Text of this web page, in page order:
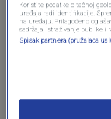
Koristite podatke o tačnoj
uređaja radi identifikacije.
na uređaju. Prilagođeno
sadržaja, istraživanje publike i
Spisak partnera (pružalaca